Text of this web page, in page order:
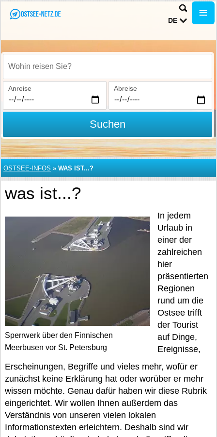
DE
Wohin reisen Sie?
Anreise Abreise
Suchen
OSTSEE-INFOS » WAS IST...?
was ist...?
Sperrwerk über den Finnischen
Meerbusen vor St. Petersburg
In jedem
Urlaub in
einer der
zahlreichen
hier
präsentierten
Regionen
rund um die
Ostsee trifft
der Tourist
auf Dinge,
Ereignisse,
Erscheinungen, Begriffe und vieles mehr, wofür er
zunächst keine Erklärung hat oder worüber er mehr
wissen möchte. Genau dafür haben wir diese Rubrik
eingerichtet. Wir wollen Ihnen außerdem das
Verständnis von unseren vielen lokalen
Informationstexten erleichtern. Deshalb sind wir